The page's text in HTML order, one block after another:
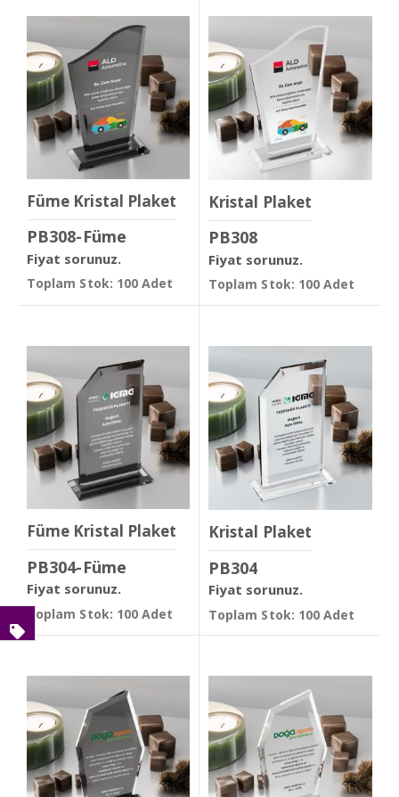
Füme Kristal Plaket
PB308-Füme
Fiyat sorunuz.
Toplam Stok: 100 Adet
Kristal Plaket
PB308
Fiyat sorunuz.
Toplam Stok: 100 Adet
Füme Kristal Plaket
PB304-Füme
Fiyat sorunuz.
Toplam Stok: 100 Adet
Kristal Plaket
PB304
Fiyat sorunuz.
Toplam Stok: 100 Adet